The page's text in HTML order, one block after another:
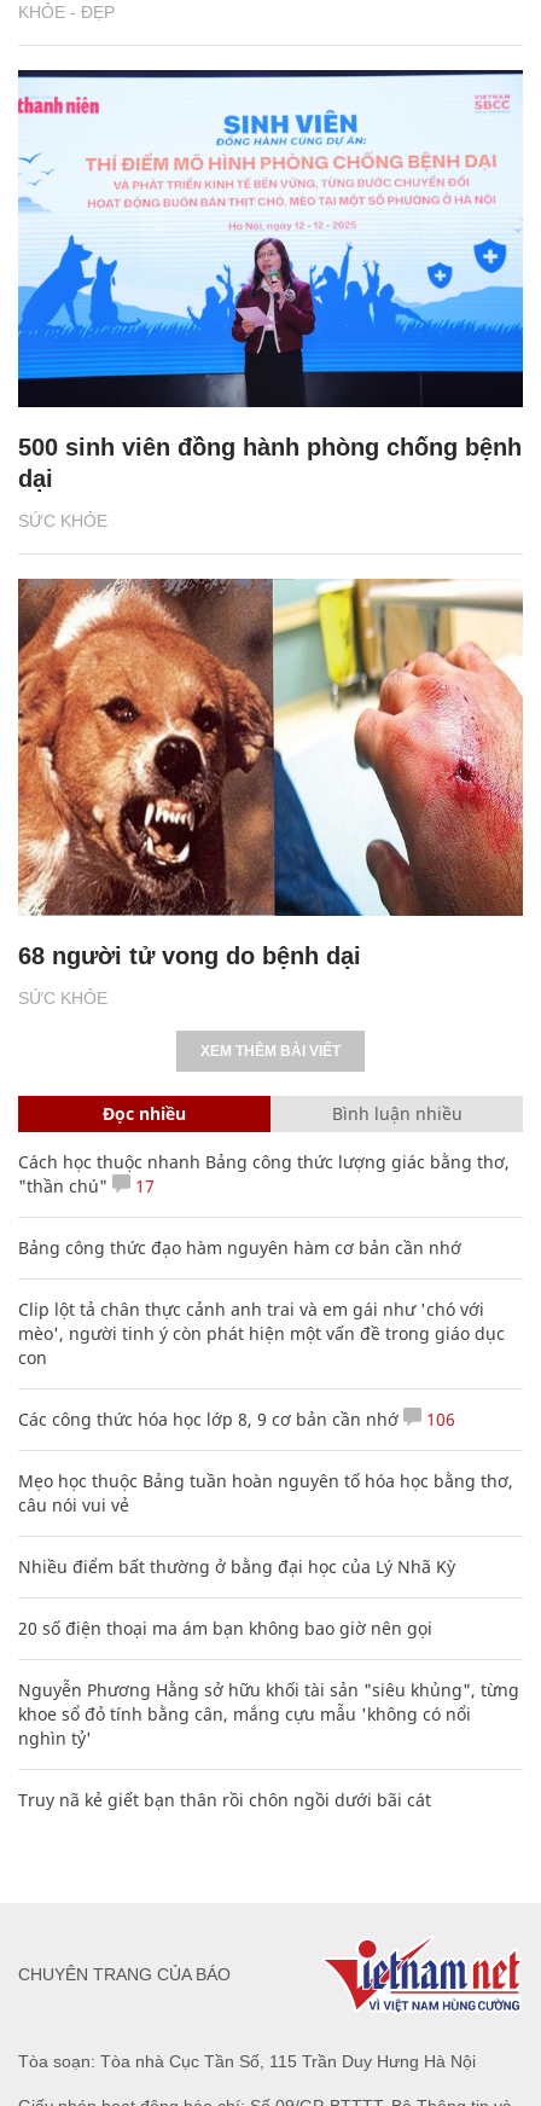
KHỎE - ĐẸP
SỨC KHỎE
500 sinh viên đồng hành phòng chống bệnh
dại
SỨC KHỎE
68 người tử vong do bệnh dại
XEM THÊM BÀI VIẾT
Đọc nhiều Bình luận nhiều
Cách học thuộc nhanh Bảng công thức lượng giác bằng thơ,
"thần chú"
17
Bảng công thức đạo hàm nguyên hàm cơ bản cần nhớ
Clip lột tả chân thực cảnh anh trai và em gái như 'chó với
mèo', người tinh ý còn phát hiện một vấn đề trong giáo dục
con
Các công thức hóa học lớp 8, 9 cơ bản cần nhớ 106
Mẹo học thuộc Bảng tuần hoàn nguyên tố hóa học bằng thơ,
câu nói vui vẻ
Nhiều điểm bất thường ở bằng đại học của Lý Nhã Kỳ
20 số điện thoại ma ám bạn không bao giờ nên gọi
Nguyễn Phương Hằng sở hữu khối tài sản "siêu khủng", từng
khoe sổ đỏ tính bằng cân, mắng cựu mẫu 'không có nổi
nghìn tỷ'
Truy nã kẻ giết bạn thân rồi chôn ngồi dưới bãi cát
Tòa soạn: Tòa nhà Cục Tần Số, 115 Trần Duy Hưng Hà Nội
CHUYÊN TRANG CỦA BÁO